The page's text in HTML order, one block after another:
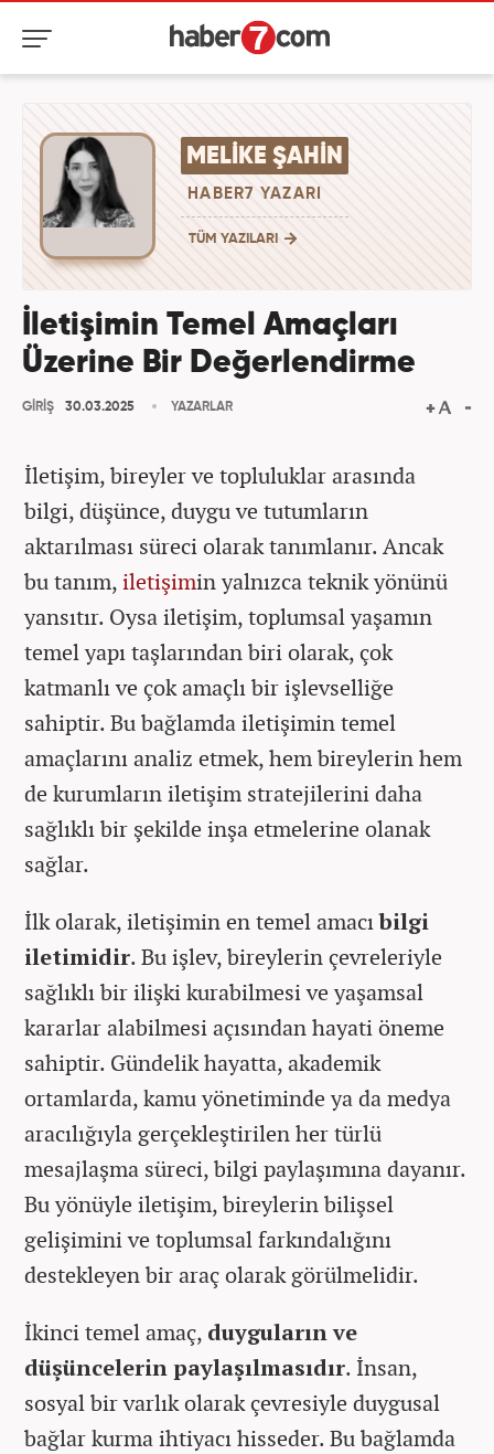
MELIKE ŞAHIN
HABER7 YAZARI
TÜM YAZILARI
İletişimin Temel Amaçları
Üzerine Bir Değerlendirme
GİRİŞ 30.03.2025 YAZARLAR
İletişim, bireyler ve topluluklar arasında
bilgi, düşünce, duygu ve tutumların
aktarılması süreci olarak tanımlanır. Ancak
bu tanım,iletişimin yalnızca teknik yönünü
yansıtır. Oysa iletişim, toplumsal yaşamın
temel yapı taşlarından biri olarak, çok
katmanlı ve çok amaçlı bir işlevselliğe
sahiptir. Bu bağlamda iletişimin temel
amaçlarını analiz etmek, hem bireylerin hem
de kurumların iletişim stratejilerini daha
sağlıklı bir şekilde inşa etmelerine olanak
sağlar.
İlk olarak, iletişimin en temel amacıbilgi
iletimidir. Bu işlev, bireylerin çevreleriyle
sağlıklı bir ilişki kurabilmesi ve yaşamsal
kararlar alabilmesi açısından hayati öneme
sahiptir. Gündelik hayatta, akademik
ortamlarda, kamu yönetiminde ya da medya
aracılığıyla gerçekleştirilen her türlü
mesajlaşma süreci, bilgi paylaşımına dayanır.
Bu yönüyle iletişim, bireylerin bilişsel
gelişimini ve toplumsal farkındalığını
destekleyen bir araç olarak görülmelidir.
İkinci temel amaç, duyguların ve
düşüncelerin paylaşılmasıdır. İnsan,
sosyal bir varlık olarak çevresiyle duygusal
bağlar kurma ihtiyacı hisseder. Bu bağlamda